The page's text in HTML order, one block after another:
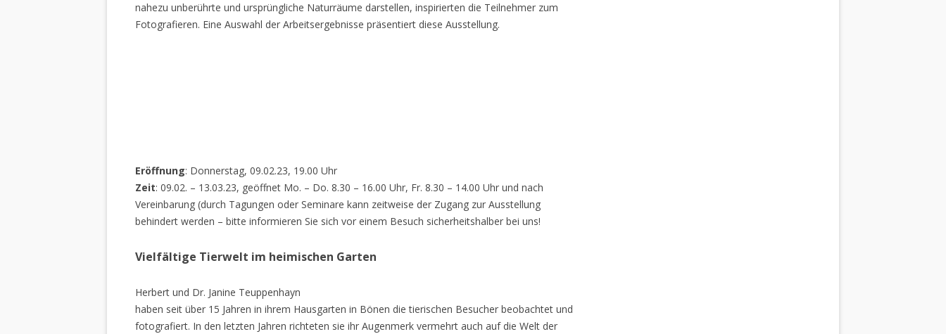
nahezu unberührte und ursprüngliche Naturräume darstellen, inspirierten die Teilnehmer zum
Fotografieren. Eine Auswahl der Arbeitsergebnisse präsentiert diese Ausstellung.
Eröffnung: Donnerstag, 09.02.23, 19.00 Uhr
Zeit: 09.02. – 13.03.23, geöffnet Mo. – Do. 8.30 – 16.00 Uhr, Fr. 8.30 – 14.00 Uhr und nach
Vereinbarung (durch Tagungen oder Seminare kann zeitweise der Zugang zur Ausstellung
behindert werden – bitte informieren Sie sich vor einem Besuch sicherheitshalber bei uns!
Vielfältige Tierwelt im heimischen Garten
Herbert und Dr. Janine Teuppenhayn
haben seit über 15 Jahren in ihrem Hausgarten in Bönen die tierischen Besucher beobachtet und
fotografiert. In den letzten Jahren richteten sie ihr Augenmerk vermehrt auch auf die Welt der